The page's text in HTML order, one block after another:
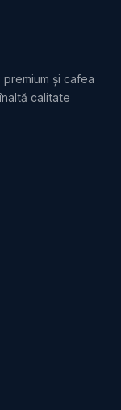
și cafea
calitate